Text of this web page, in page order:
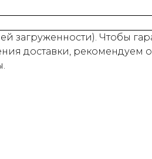
загруженности). Чтобы
доставки, рекомендуем